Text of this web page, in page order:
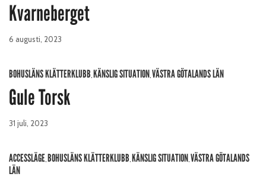
Kvarneberget
6 augusti, 2023
BOHUSLÄNS KLÄTTERKLUBB,KÄNSLIG SITUATION,VÄSTRA GÖTALANDS LÄN
Gule Torsk
31 juli, 2023
ACCESSLÄGE,BOHUSLÄNS KLÄTTERKLUBB,KÄNSLIG SITUATION,VÄSTRA GÖTALANDS
LÄN